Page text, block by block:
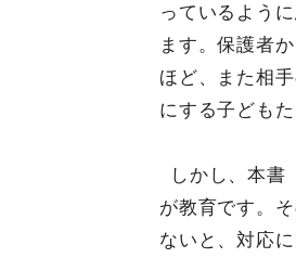
っているよう
ます。保護者
ほど、また相
にする子ども
しかし、本書
が教育です。
ないと、対応